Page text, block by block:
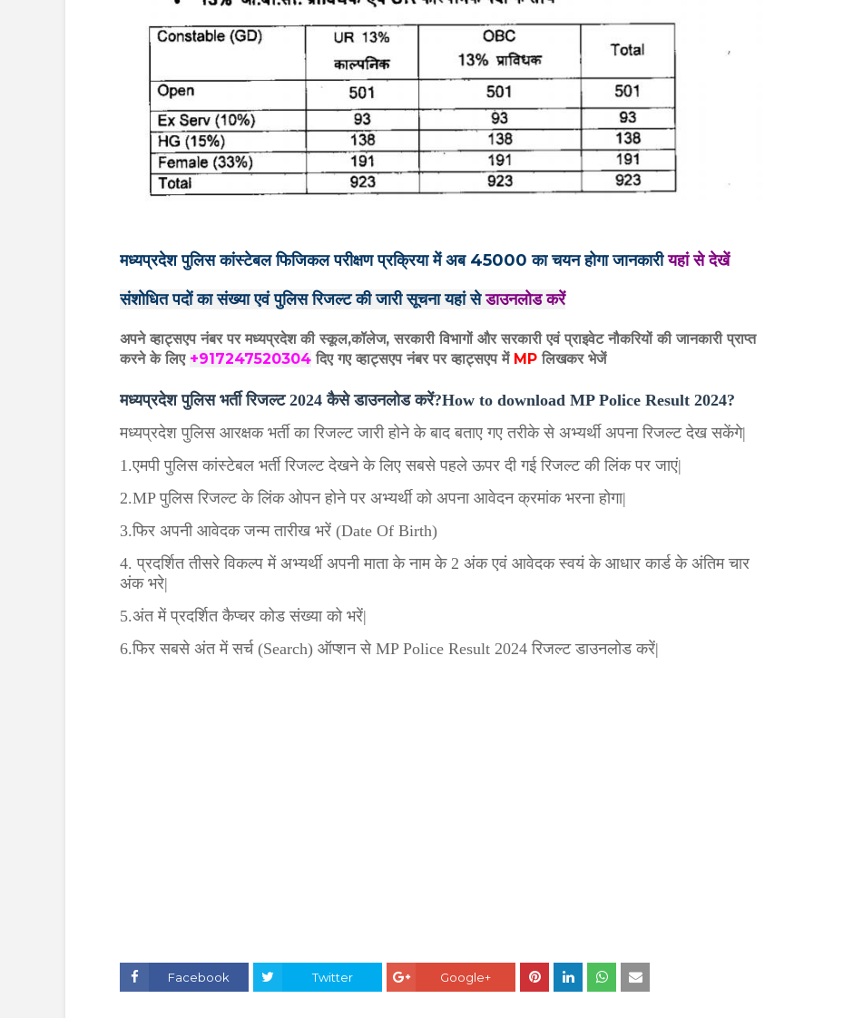
मध्यप्रदेश पुलिस कांस्टेबल फिजिकल परीक्षण प्रक्रिया में अब 45000 का चयन होगा जानकारीयहां से देखें
संशोधित पदों का संख्या एवं पुलिस रिजल्ट की जारी सूचना यहां सेडाउनलोड करें
अपने व्हाट्सएप नंबर पर मध्यप्रदेश की स्कूल,कॉलेज, सरकारी विभागों और सरकारी एवं प्राइवेट नौकरियों की जानकारी प्राप्त
करने के लिए +917247520304 दिए गएव्हाट्सएपनंबर पर व्हाट्सएप में MP लिखकर भेजें
मध्यप्रदेश पुलिस भर्ती रिजल्ट 2024 कैसे डाउनलोड करें?How to download MP Police Result 2024?
मध्यप्रदेश पुलिस आरक्षक भर्ती का रिजल्ट जारी होने के बाद बताए गए तरीके से अभ्यर्थी अपना रिजल्ट देख सकेंगे|
1.एमपी पुलिस कांस्टेबल भर्ती रिजल्ट देखने के लिए सबसे पहले ऊपर दी गई रिजल्ट की लिंक पर जाएं|
2.MP पुलिस रिजल्ट के लिंक ओपन होने पर अभ्यर्थी को अपना आवेदन क्रमांक भरना होगा|
3.फिर अपनी आवेदक जन्म तारीख भरें (Date Of Birth)
4. प्रदर्शित तीसरे विकल्प में अभ्यर्थी अपनी माता के नाम के 2 अंक एवं आवेदक स्वयं के आधार कार्ड के अंतिम चार
अंक भरे|
5.अंत में प्रदर्शित कैप्चर कोड संख्या को भरें|
6.फिर सबसे अंत में सर्च (Search) ऑप्शन से MP Police Result 2024 रिजल्ट डाउनलोड करें|
Facebook Twitter Google+